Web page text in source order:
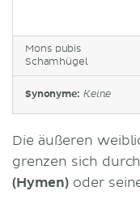
Mons pubis
Schamhügel
Synonyme: Keine
Die äußeren
grenzen sich
(Hymen)oder